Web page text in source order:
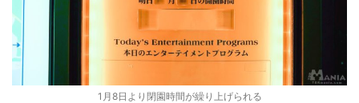
1月8日より閉園時間が繰り上げられる